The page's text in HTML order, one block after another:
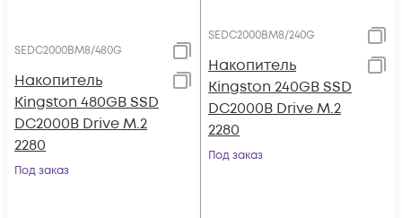
SEDC2000BM8/480G
Накопитель
Kingston 480GB SSD
DC2000B Drive M.2
2280
Под заказ
SEDC2000BM8/240G
Накопитель
Kingston 240GB SSD
DC2000B Drive M.2
2280
Под заказ